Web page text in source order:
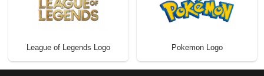
League of Legends Logo Pokemon Logo